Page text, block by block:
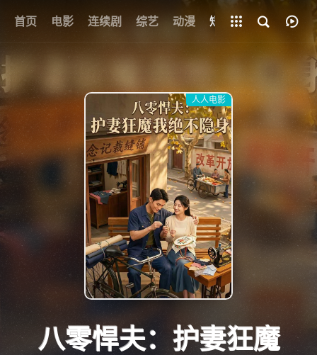
首页 电影 连续剧 综艺 动漫 短剧 网址
全部影片
gt 0"}
人人电影
八零悍夫：护妻狂魔